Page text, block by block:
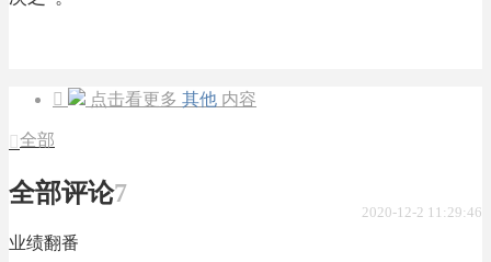
 点击看更多 其他 内容
全部
全部评论7
2020-12-2 11:29:46
业绩翻番